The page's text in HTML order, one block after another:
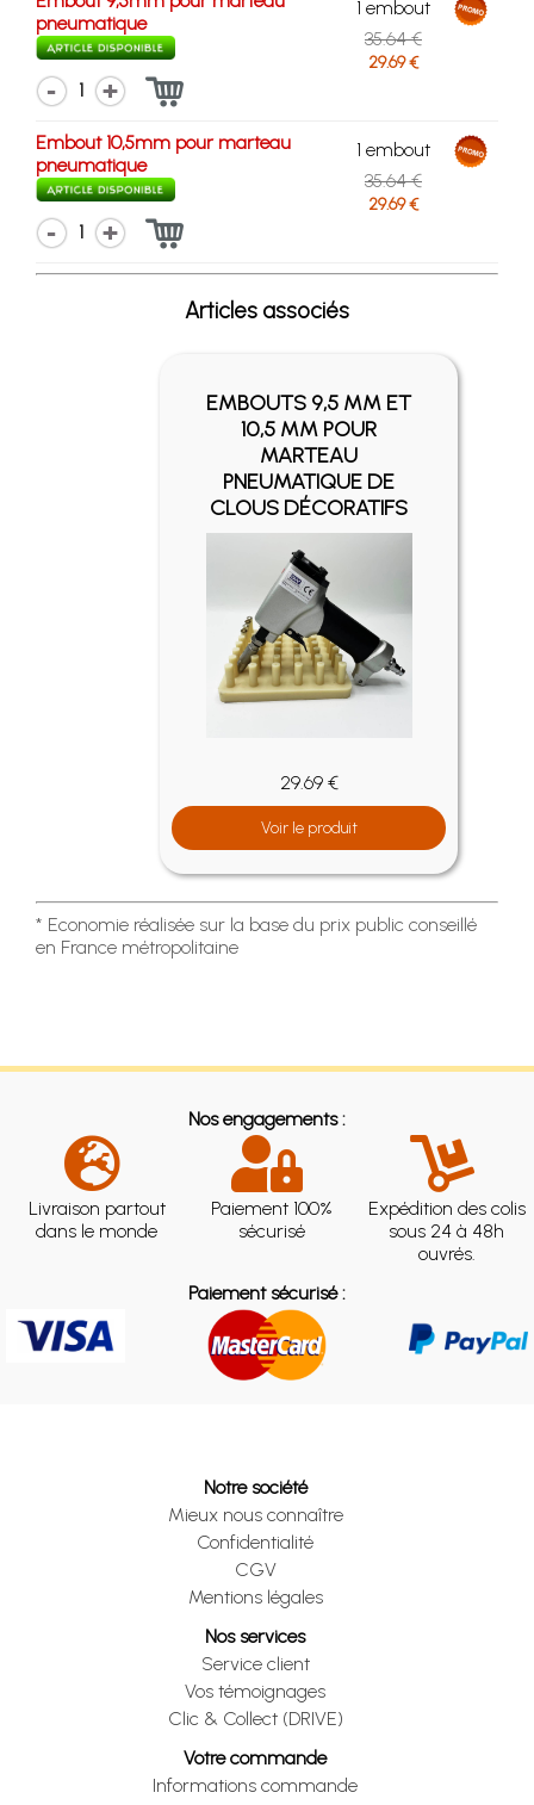
pneumatique
1 embout
35.64 €
29.69 €
1
Embout 10,5mm pour marteau
pneumatique
1 embout
35.64 €
29.69 €
1
Articles associés
EMBOUTS 9,5 MM ET
10,5 MM POUR
MARTEAU
PNEUMATIQUE DE
CLOUS DÉCORATIFS
29.69 €
Voir le produit
* Economie réalisée sur la base du prix public conseillé
en France métropolitaine
Nos engagements :
Livraison partout
dans le monde
Paiement 100%
sécurisé
Expédition des colis
sous 24 à 48h
ouvrés.
Paiement sécurisé :
Notre société
Mieux nous connaître
Confidentialité
CGV
Mentions légales
Nos services
Service client
Vos témoignages
Clic & Collect (DRIVE)
Votre commande
Informations commande